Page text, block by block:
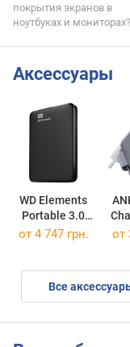
покрытия экранов в
ноутбуках и мониторах?
Аксессуары
WD Elements
Portable 3.0
2.5"
от 4 747 грн. от
Все